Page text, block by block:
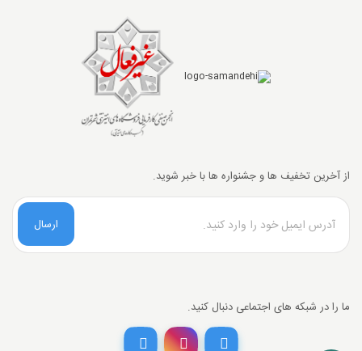
از آخرین تخفیف ها و جشنواره ها با خبر شوید.
ارسال
ما را در شبکه های اجتماعی دنبال کنید.